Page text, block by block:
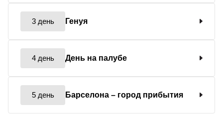
3 день Генуя
4 день День на палубе
5 день Барселона – город прибытия